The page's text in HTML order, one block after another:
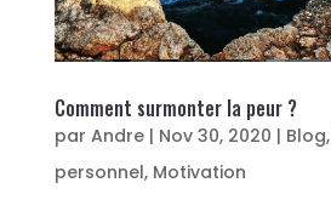
Comment surmonter la peur ?
par Andre| Nov 30, 2020 | Blog,
personnel, Motivation